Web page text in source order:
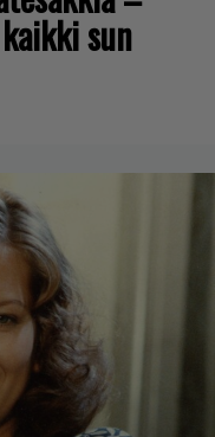
sun